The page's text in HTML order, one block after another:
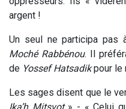
argent !
Un seul ne participa pas
Moché Rabbénou. Il
de Yossef Hatsadikpour le
Les sages disent que le
Ika’h Mitsvot» - « Celui